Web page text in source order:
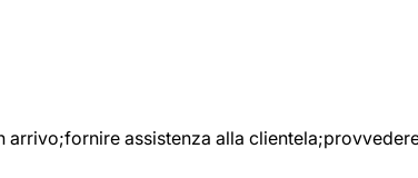
arrivo;fornire assistenza alla